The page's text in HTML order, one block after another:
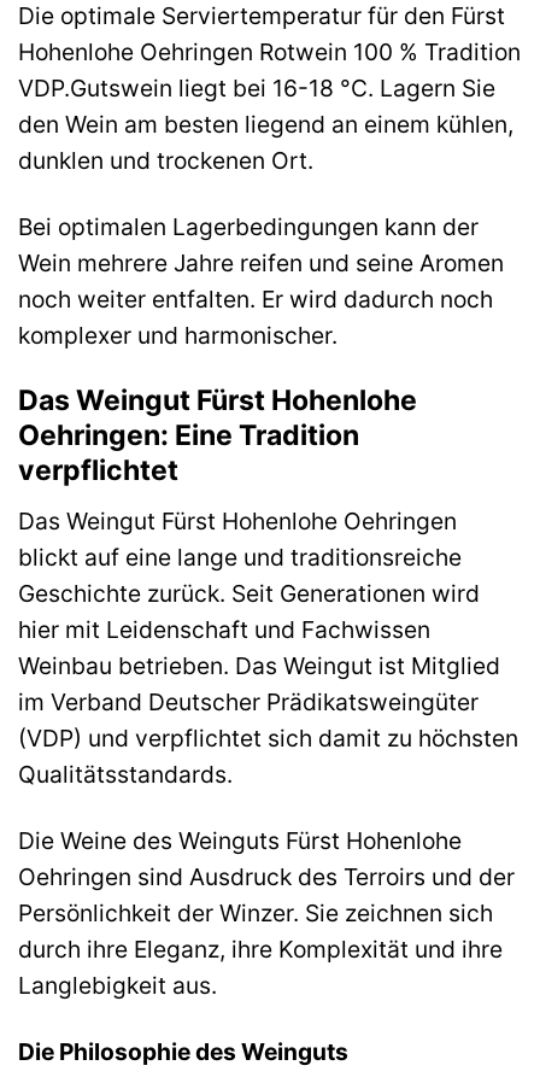
Die optimale Serviertemperatur für den Fürst
Hohenlohe Oehringen Rotwein 100 % Tradition
VDP.Gutswein liegt bei 16-18 °C. Lagern Sie
den Wein am besten liegend an einem kühlen,
dunklen und trockenen Ort.
Bei optimalen Lagerbedingungen kann der
Wein mehrere Jahre reifen und seine Aromen
noch weiter entfalten. Er wird dadurch noch
komplexer und harmonischer.
Das Weingut Fürst Hohenlohe
Oehringen: Eine Tradition
verpflichtet
Das Weingut Fürst Hohenlohe Oehringen
blickt auf eine lange und traditionsreiche
Geschichte zurück. Seit Generationen wird
hier mit Leidenschaft und Fachwissen
Weinbau betrieben. Das Weingut ist Mitglied
im Verband Deutscher Prädikatsweingüter
(VDP) und verpflichtet sich damit zu höchsten
Qualitätsstandards.
Die Weine des Weinguts Fürst Hohenlohe
Oehringen sind Ausdruck des Terroirs und der
Persönlichkeit der Winzer. Sie zeichnen sich
durch ihre Eleganz, ihre Komplexität und ihre
Langlebigkeit aus.
Die Philosophie des Weinguts